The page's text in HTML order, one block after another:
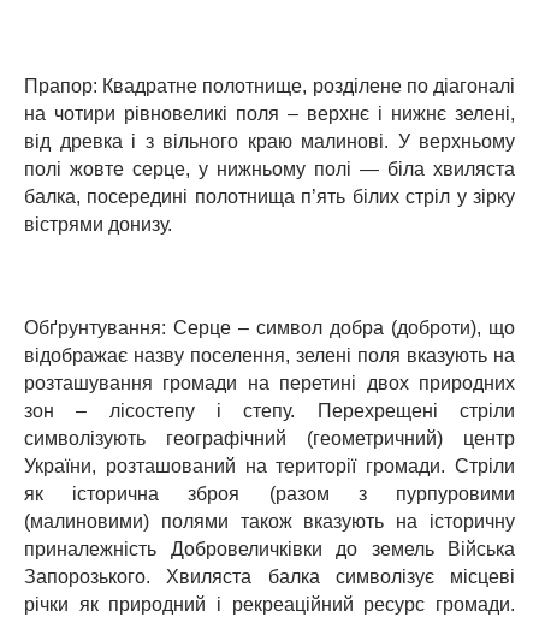
Прапор: Квадратне полотнище, розділене по діагоналі
на чотири рівновеликі поля – верхнє і нижнє зелені,
від древка і з вільного краю малинові. У верхньому
полі жовте серце, у нижньому полі — біла хвиляста
балка, посередині полотнища п’ять білих стріл у зірку
вістрями донизу.
Обґрунтування: Серце – символ добра (доброти), що
відображає назву поселення, зелені поля вказують на
розташування громади на перетині двох природних
зон – лісостепу і степу. Перехрещені стріли
символізують географічний (геометричний) центр
України, розташований на території громади. Стріли
як історична зброя (разом з пурпуровими
(малиновими) полями також вказують на історичну
приналежність Добровеличківки до земель Війська
Запорозького. Хвиляста балка символізує місцеві
річки як природний і рекреаційний ресурс громади.